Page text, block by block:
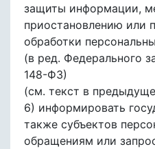
защиты информации,
приостановлению или
обработки
(в ред. Федерального
148-ФЗ)
(см. текст в
6) информировать
также субъектов
обращениям или